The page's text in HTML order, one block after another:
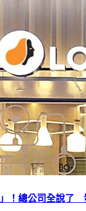
！總公司全說了